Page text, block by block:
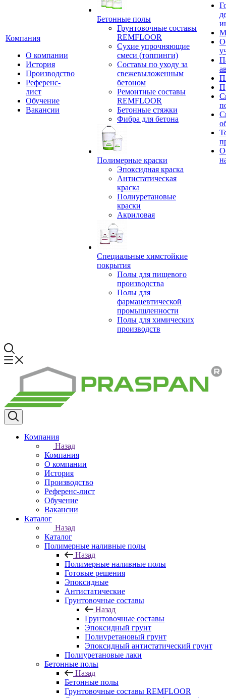
Компания
О компании
История
Производство
Референс-
лист
Обучение
Вакансии
Бетонные полы
Грунтовочные составы
REMFLOOR
Сухие упрочняющие
смеси (топпинги)
Составы по уходу за
свежевыложенным
бетоном
Ремонтные составы
REMFLOOR
Бетонные стяжки
Фибра для бетона
Полимерные краски
Эпоксидная краска
Антистатическая
краска
Полиуретановые
краски
Акриловая
Специальные химстойкие
покрытия
Полы для пищевого
производства
Полы для
фармацевтической
промышленности
Полы для химических
производств
Компания
Назад
Компания
О компании
История
Производство
Референс-лист
Обучение
Вакансии
Каталог
Назад
Каталог
Полимерные наливные полы
Назад
Полимерные наливные полы
Готовые решения
Эпоксидные
Антистатические
Грунтовочные составы
Назад
Грунтовочные составы
Эпоксидный грунт
Полиуретановый грунт
Эпоксидный антистатический грунт
Полиуретановые лаки
Бетонные полы
Назад
Бетонные полы
Грунтовочные составы REMFLOOR